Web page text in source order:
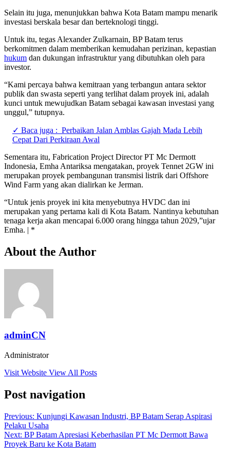
Selain itu juga, menunjukkan bahwa Kota Batam mampu menarik
investasi berskala besar dan berteknologi tinggi.
Untuk itu, tegas Alexander Zulkarnain, BP Batam terus
berkomitmen dalam memberikan kemudahan perizinan, kepastian
hukum dan dukungan infrastruktur yang dibutuhkan oleh para
investor.
“Kami percaya bahwa kemitraan yang terbangun antara sektor
publik dan swasta seperti yang terlihat dalam proyek ini, adalah
kunci untuk mewujudkan Batam sebagai kawasan investasi yang
unggul,” tutupnya.
✓ Baca juga : Perbaikan Jalan Amblas Gajah Mada Lebih
Cepat Dari Perkiraan Awal
Sementara itu, Fabrication Project Director PT Mc Dermott
Indonesia, Emha Antariksa mengatakan, proyek Tennet 2GW ini
merupakan proyek pembangunan transmisi listrik dari Offshore
Wind Farm yang akan dialirkan ke Jerman.
“Untuk jenis proyek ini kita menyebutnya HVDC dan ini
merupakan yang pertama kali di Kota Batam. Nantinya kebutuhan
tenaga kerja akan mencapai 6.000 orang hingga tahun 2029,”ujar
Emha. | *
About the Author
adminCN
Administrator
Visit Website View All Posts
Post navigation
Previous: Kunjungi Kawasan Industri, BP Batam Serap Aspirasi
Pelaku Usaha
Next: BP Batam Apresiasi Keberhasilan PT Mc Dermott Bawa
Proyek Baru ke Kota Batam